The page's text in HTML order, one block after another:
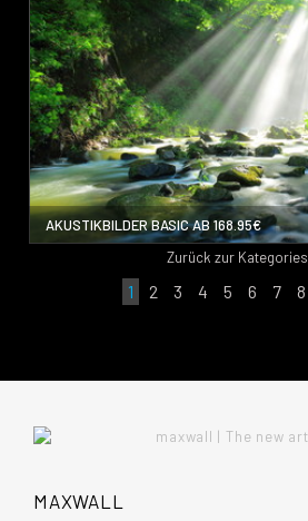
AKUSTIKBILDER BASIC AB 168.95€
Zurück zur
1 2 3 4 5 6 7 8
MAXWALL